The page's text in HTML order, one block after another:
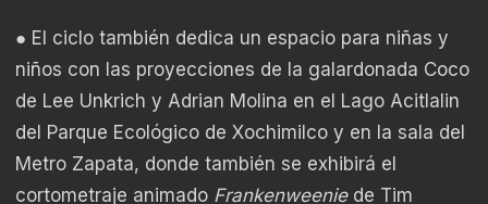
● El ciclo también dedica un espacio para niñas y
niños con las proyecciones de la galardonada Coco
de Lee Unkrich y Adrian Molina en el Lago Acitlalin
del Parque Ecológico de Xochimilco y en la sala del
Metro Zapata, donde también se exhibirá el
cortometraje animado Frankenweeniede Tim